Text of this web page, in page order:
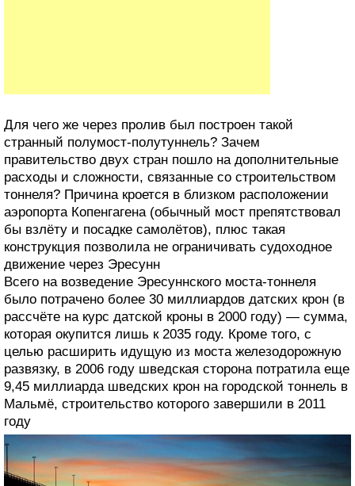
Для чего же через пролив был построен такой
странный полумост-полутуннель? Зачем
правительство двух стран пошло на дополнительные
расходы и сложности, связанные со строительством
тоннеля? Причина кроется в близком расположении
аэропорта Копенгагена (обычный мост препятствовал
бы взлёту и посадке самолётов), плюс такая
конструкция позволила не ограничивать судоходное
движение через Эресунн
Всего на возведение Эресуннского моста-тоннеля
было потрачено более 30 миллиардов датских крон (в
рассчёте на курс датской кроны в 2000 году) — сумма,
которая окупится лишь к 2035 году. Кроме того, с
целью расширить идущую из моста железодорожную
развязку, в 2006 году шведская сторона потратила еще
9,45 миллиарда шведских крон на городской тоннель в
Мальмё, строительство которого завершили в 2011
году